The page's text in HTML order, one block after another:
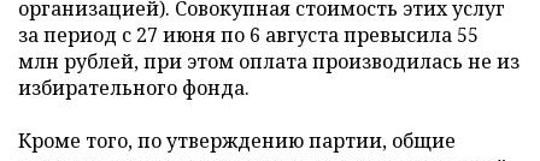
организацией). Совокупная стоимость этих услуг
за период с 27 июня по 6 августа превысила 55
млн рублей, при этом оплата производилась не из
избирательного фонда.
Кроме того, по утверждению партии, общие